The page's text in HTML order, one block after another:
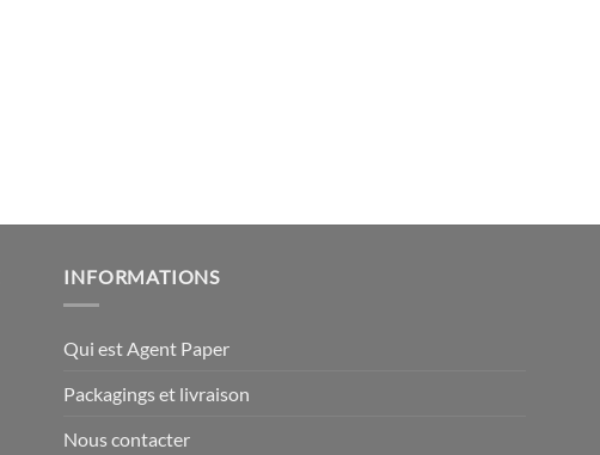
INFORMATIONS
Qui est Agent Paper
Packagings et livraison
Nous contacter